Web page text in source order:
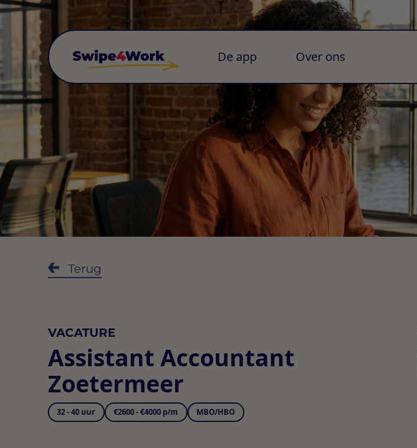
De app Over ons
Terug
VACATURE
Assistant Accountant
Zoetermeer
32 - 40 uur €2600 - €4000 p/m MBO/HBO